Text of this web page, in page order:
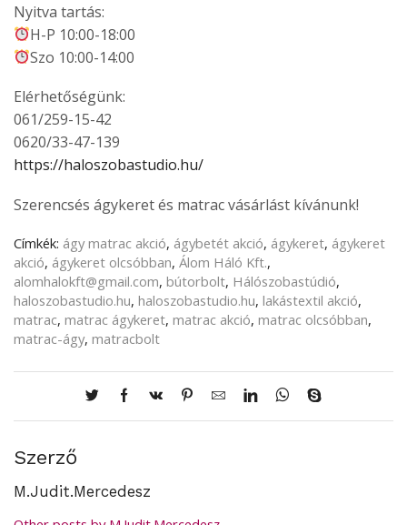
Nyitva tartás:
H-P 10:00-18:00
Szo 10:00-14:00
Elérhetőségünk:
061/259-15-42
0620/33-47-139
https://haloszobastudio.hu/
Szerencsés ágykeret és matrac vásárlást kívánunk!
Címkék: ágy matrac akció, ágybetét akció, ágykeret, ágykeret
akció, ágykeret olcsóbban, Álom Háló Kft.,
alomhalokft@gmail.com, bútorbolt, Hálószobastúdió,
haloszobastudio.hu, haloszobastudio.hu, lakástextil akció,
matrac, matrac ágykeret, matrac akció, matrac olcsóbban,
matrac-ágy, matracbolt
Szerző
M.Judit.Mercedesz